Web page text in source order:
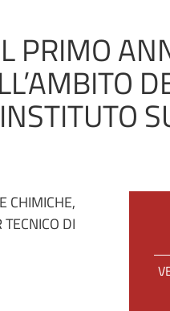
PRIMO
CHIMICHE,
DI